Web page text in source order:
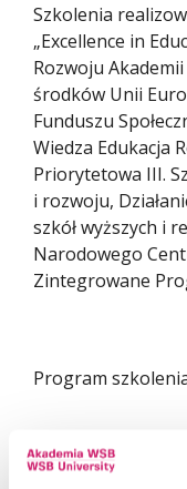
Szkolenia
„Excellence in
Rozwoju
środków Unii
Funduszu
Wiedza Edukacja
Priorytetowa III.
i rozwoju,
szkół wyższych i
Narodowego
Zintegrowane
Program
Szkolenie